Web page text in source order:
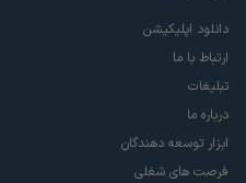
دانلود اپلیکیشن
ارتباط با ما
تبلیغات
درباره ما
ابزار توسعه دهندگان
فرصت های شغلی